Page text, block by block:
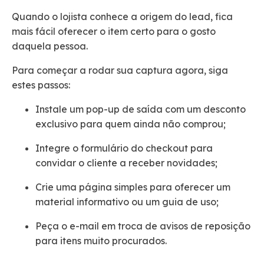
Quando o lojista conhece a origem do lead, fica
mais fácil oferecer o item certo para o gosto
daquela pessoa.
Para começar a rodar sua captura agora, siga
estes passos:
Instale um pop-up de saída com um desconto
exclusivo para quem ainda não comprou;
Integre o formulário do checkout para
convidar o cliente a receber novidades;
Crie uma página simples para oferecer um
material informativo ou um guia de uso;
Peça o e-mail em troca de avisos de reposição
para itens muito procurados.